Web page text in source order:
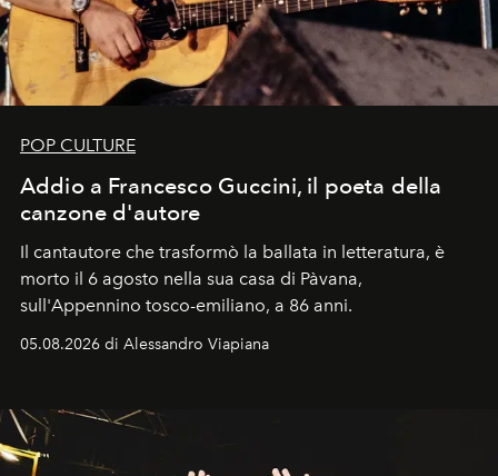
POP CULTURE
Addio a Francesco Guccini, il poeta della
canzone d'autore
Il cantautore che trasformò la ballata in letteratura, è
morto il 6 agosto nella sua casa di Pàvana,
sull'Appennino tosco-emiliano, a 86 anni.
05.08.2026 di Alessandro Viapiana